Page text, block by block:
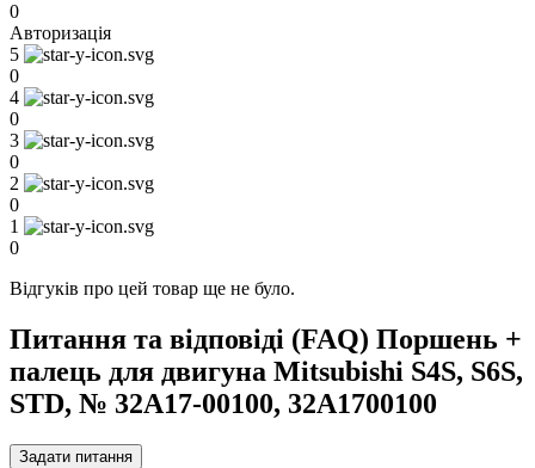
0
Авторизація
5
0
4
0
3
0
2
0
1
0
Відгуків про цей товар ще не було.
Питання та відповіді (FAQ) Поршень +
палець для двигуна Mitsubishi S4S, S6S,
STD, № 32A17-00100, 32A1700100
Задати питання